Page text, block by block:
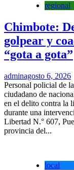
regional
Chimbote:
golpear y
“gota a gota”
adminagosto 6, 2026
Personal policial de
ciudadano de
en el delito contra la
durante una
Libertad N.° 607,
provincia del...
local